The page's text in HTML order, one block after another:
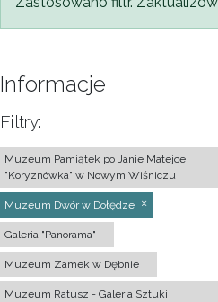
Informacje
Filtry:
Muzeum Pamiątek po Janie Matejce
"Koryznówka" w Nowym Wiśniczu
Muzeum Dwór w Dołędze
Galeria "Panorama"
Muzeum Zamek w Dębnie
Muzeum Ratusz - Galeria Sztuki